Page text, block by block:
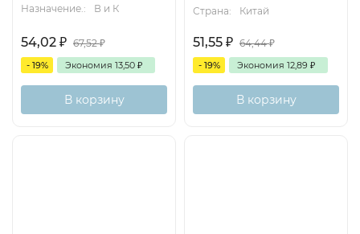
Назначение.:
В и К
54,02 ₽ 67,52₽
- 19% Экономия 13,50 ₽
В корзину
Страна:
Китай
51,55 ₽ 64,44₽
- 19% Экономия 12,89 ₽
В корзину